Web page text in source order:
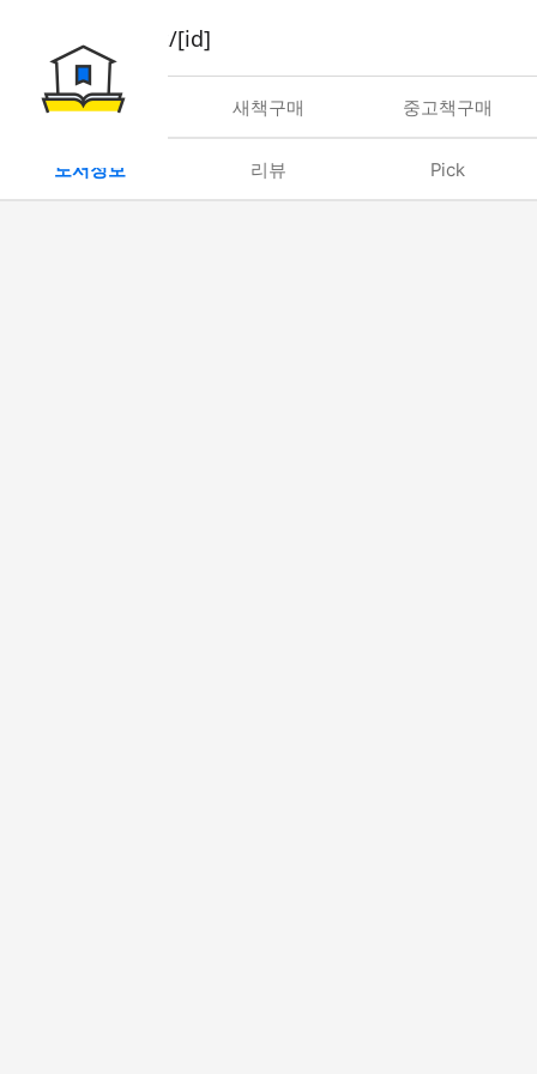
book/rent/[id]
대여 새책구매 중고책구매
도서정보 리뷰 Pick